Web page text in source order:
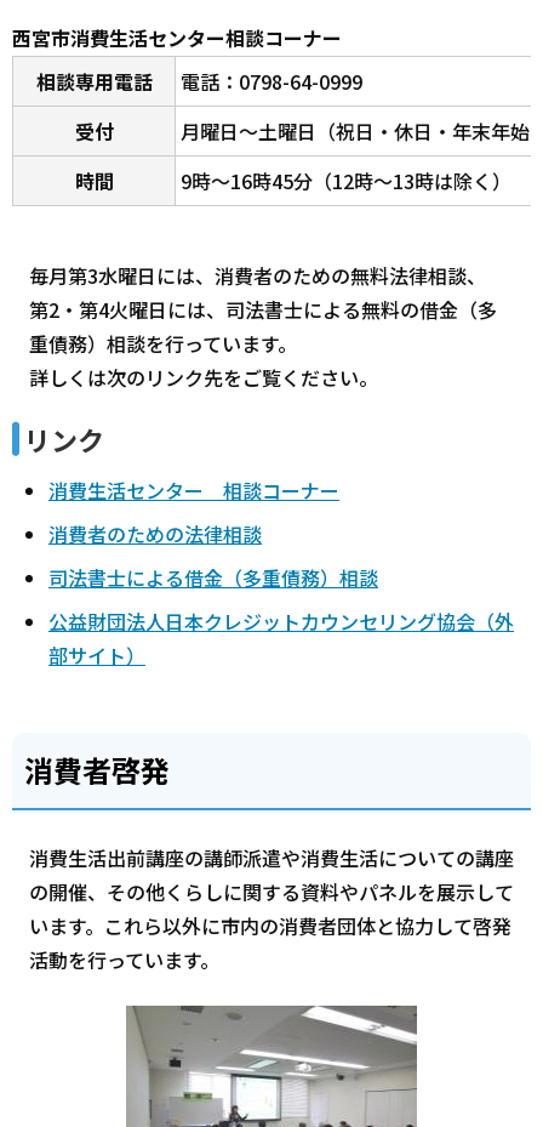
西宮市消費生活センター相談コーナー
相談専用電話
電話：0798-64-0999
受付
月曜日～土曜日（祝日・休日・年末年始
時間
9時～16時45分（12時～13時は除く）
毎月第3水曜日には、消費者のための無料法律相談、
第2・第4火曜日には、司法書士による無料の借金（多
重債務）相談を行っています。
詳しくは次のリンク先をご覧ください。
リンク
消費生活センター 相談コーナー
消費者のための法律相談
司法書士による借金（多重債務）相談
公益財団法人日本クレジットカウンセリング協会（外
部サイト）
消費者啓発
消費生活出前講座の講師派遣や消費生活についての講座
の開催、その他くらしに関する資料やパネルを展示して
います。これら以外に市内の消費者団体と協力して啓発
活動を行っています。